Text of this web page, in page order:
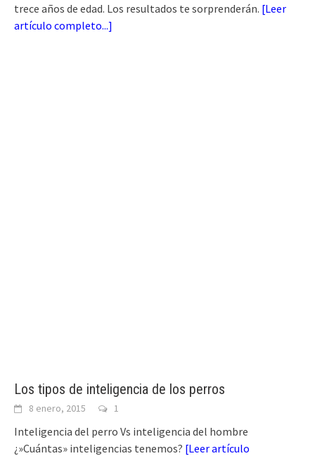
trece años de edad. Los resultados te sorprenderán. [Leer
artículo completo...]
Los tipos de inteligencia de los perros
8 enero, 2015 1
Inteligencia del perro Vs inteligencia del hombre
¿»Cuántas» inteligencias tenemos? [Leer artículo